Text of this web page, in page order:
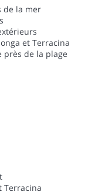
de la mer
et Terracina
près de la plage
Terracina